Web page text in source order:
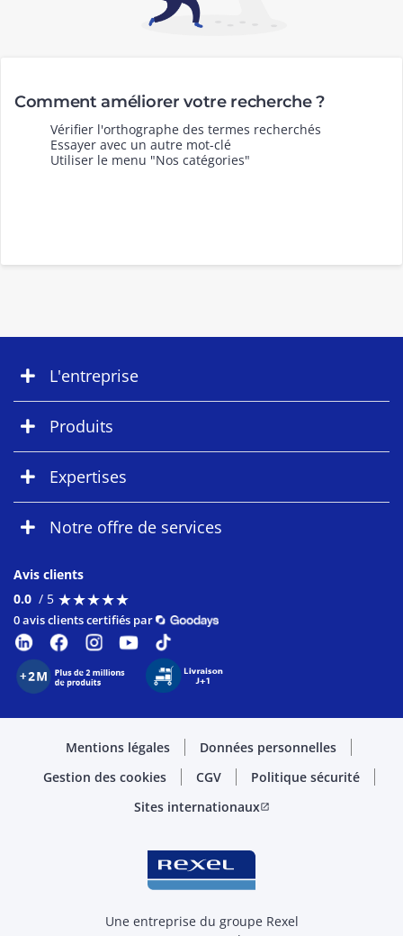
Comment améliorer votre recherche ?
Vérifier l'orthographe des termes recherchés
Essayer avec un autre mot-clé
Utiliser le menu "Nos catégories"
L'entreprise
Produits
Expertises
Notre offre de services
Avis clients
0.0 / 5 ★★★★★
★★★★★
0 avis clients certifiés par
Mentions légales
Données personnelles
Gestion des cookies
CGV
Politique sécurité
Sites internationauxopen_in_new
Une entreprise du groupe Rexel